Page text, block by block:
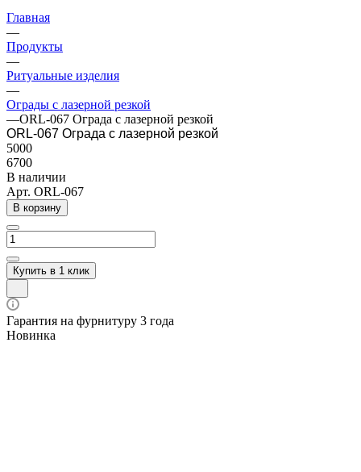
Главная
—
Продукты
—
Ритуальные изделия
—
Ограды с лазерной резкой
—ORL-067 Ограда с лазерной резкой
ORL-067 Ограда с лазерной резкой
5000
6700
В наличии
Арт. ORL-067
В корзину
Купить в 1 клик
Гарантия на фурнитуру 3 года
Новинка